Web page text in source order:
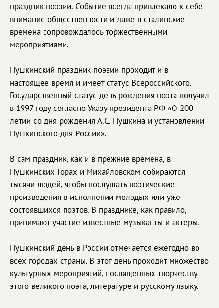
праздник поэзии. Событие всегда привлекало к себе
внимание общественности и даже в сталинские
времена сопровождалось торжественными
мероприятиями.
Пушкинский праздник поэзии проходит и в
настоящее время и имеет статус Всероссийского.
Государственный статус день рождения поэта получил
в 1997 году согласно Указу президента РФ «О 200-
летии со дня рождения А.С. Пушкина и установлении
Пушкинского дня России».
В сам праздник, как и в прежние времена, в
Пушкинских Горах и Михайловском собираются
тысячи людей, чтобы послушать поэтические
произведения в исполнении молодых или уже
состоявшихся поэтов. В празднике, как правило,
принимают участие известные музыканты и актеры.
Пушкинский день в России отмечается ежегодно во
всех городах страны. В этот день проходит множество
культурных мероприятий, посвященных творчеству
этого великого поэта, литературе и русскому языку.